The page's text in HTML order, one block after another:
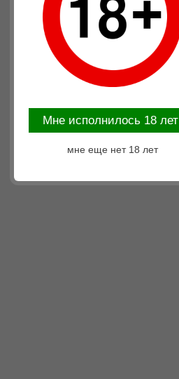
Mне исполнилось 18 лет
мне еще нет 18 лет